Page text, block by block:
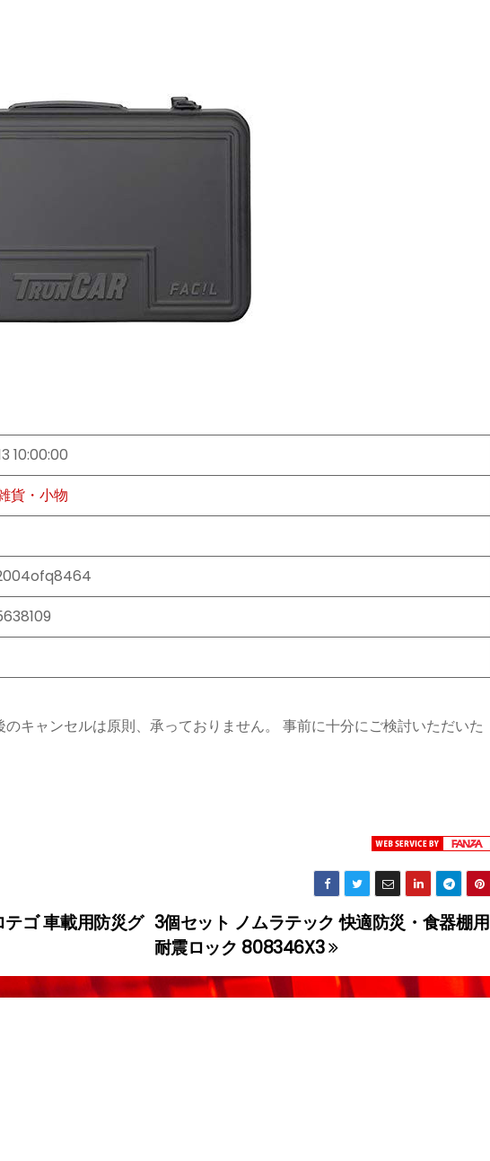
10:00:00
貨・小物
キャンセルは原則、承っておりません。 事前に十分にご検討いただいた
3個セット ノムラテック 快適防災・食器棚用
耐震ロック 808346X3
テゴ 車載用防災グ